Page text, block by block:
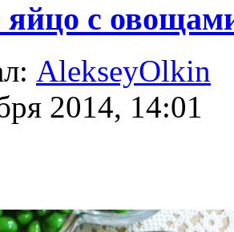
яйцо с
AlekseyOlkin
2014, 14:01